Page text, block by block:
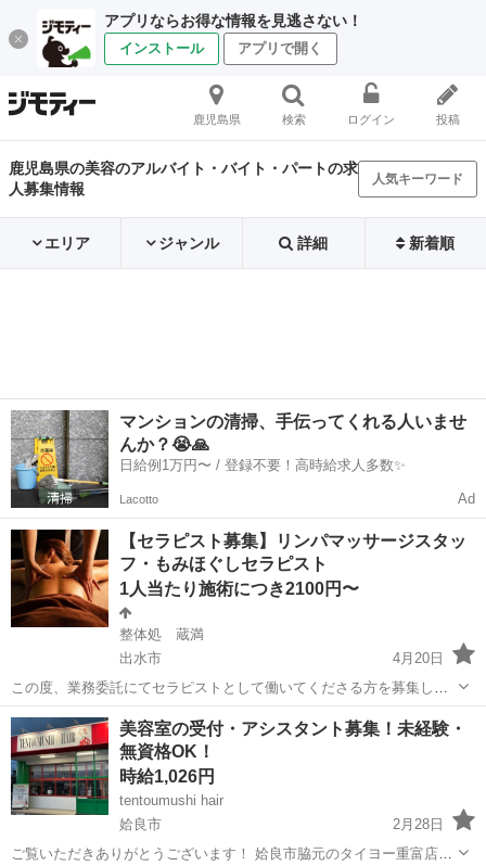
アプリならお得な情報を見逃さない！
インストール アプリで開く
鹿児島県 検索 ログイン 投稿
鹿児島県の美容のアルバイト・バイト・パートの求
人募集情報
人気キーワード
エリア ジャンル 詳細 新着順
マンションの清掃、手伝ってくれる人いませ
んか？😭🙏
日給例1万円〜 / 登録不要！高時給求人多数✨
Lacotto Ad
【セラピスト募集】リンパマッサージスタッ
フ・もみほぐしセラピスト
1人当たり施術につき2100円〜
整体処 蔵満
出水市
4月20日
この度、業務委託にてセラピストとして働いてくださる方を募集しま
す🙇‍♀️ 《雇用形態》 業務委託 《仕事内容》 施術を中心としたサロンワ
ーク全般 (開店・閉店準備、接客、清掃、洗濯、予約管理 等) 来店され
たお客様への...
鹿児島 出水市 美容 スタッフ
美容室の受付・アシスタント募集！未経験・
無資格OK！
時給1,026円
tentoumushi hair
姶良市
2月28日
ご覧いただきありがとうございます！ 姶良市脇元のタイヨー重富店内